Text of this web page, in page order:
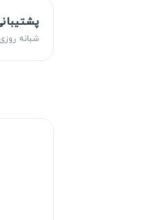
پشتیبانی ۲۴
شبانه روزی